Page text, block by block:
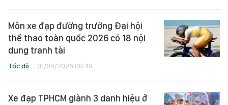
Môn xe đạp đường trường Đại hội
thể thao toàn quốc 2026 có 18 nội
dung tranh tài
Tốc độ 01/05/2026 08:49
Xe đạp TPHCM giành 3 danh hiệu ở